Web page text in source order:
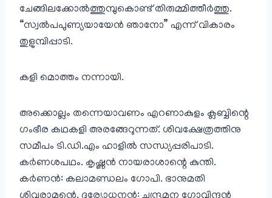
ചേങ്ങിലക്കോൽത്തുമ്പുകൊണ്ട് തിരുമ്മിത്തീർത്തു.
“സ്വൽപപുണ്യയായേൻ ഞാനോ” എന്ന് വികാരം
തുളുമ്പിപ്പാടി.
കളി മൊത്തം നന്നായി.
അക്കൊല്ലം തന്നെയാവണം എറണാകുളം ക്ലബ്ബിന്റെ
ഗംഭീര കഥകളി അരങ്ങേറുന്നത്. ശിവക്ഷേത്രത്തിനു
സമീപം ടി.ഡി.എം ഹാളിൽ സന്ധ്യപ്പരിപാടി.
കർണശപഥം. കൃഷ്ണൻ നായരാശാന്റെ കുന്തി.
കർണൻ: കലാമണ്ഡലം ഗോപി. ഭാനുമതി